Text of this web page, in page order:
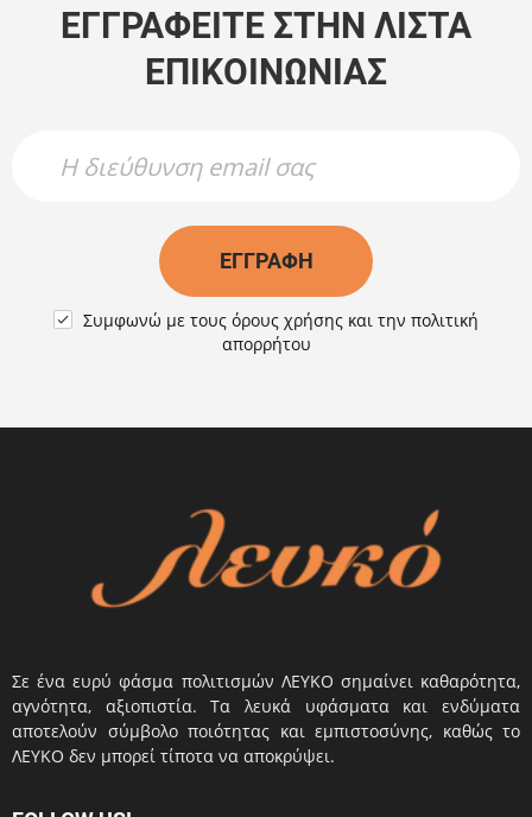
ΕΓΓΡΑΦΕΊΤΕ ΣΤΗΝ ΛΊΣΤΑ
ΕΠΙΚΟΙΝΩΝΊΑΣ
ΕΓΓΡΑΦΉ
 Συμφωνώ με τους όρους χρήσης και την πολιτική
απορρήτου
Σε ένα ευρύ φάσμα πολιτισμών ΛΕΥΚΟ σημαίνει καθαρότητα,
αγνότητα, αξιοπιστία. Τα λευκά υφάσματα και ενδύματα
αποτελούν σύμβολο ποιότητας και εμπιστοσύνης, καθώς το
ΛΕΥΚΟ δεν μπορεί τίποτα να αποκρύψει.